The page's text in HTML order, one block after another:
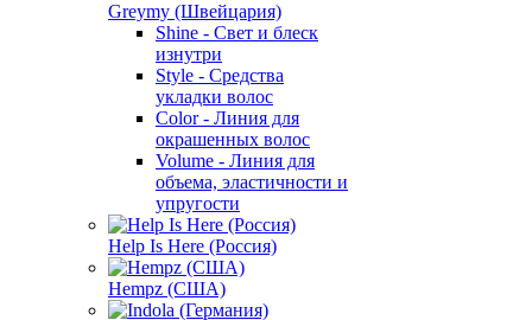
Greymy (Швейцария)
Shine - Свет и блеск
изнутри
Style - Средства
укладки волос
Color - Линия для
окрашенных волос
Volume - Линия для
объема, эластичности и
упругости
Help Is Here (Россия)
Hempz (США)